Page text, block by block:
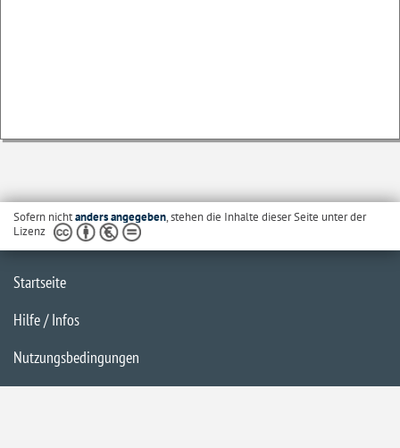
Sofern nichtanders angegeben, stehen die Inhalte dieser Seite unter der
Lizenz
Startseite
Hilfe / Infos
Nutzungsbedingungen